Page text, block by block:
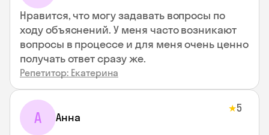
Нравится, что могу задавать вопросы по
ходу объяснений. У меня часто возникают
вопросы в процессе и для меня очень ценно
получать ответ сразу же.
Репетитор: Екатерина
А Анна
★5